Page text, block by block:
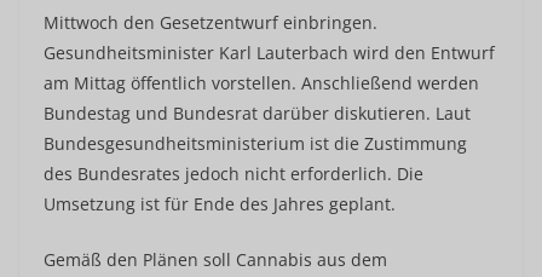
Mittwoch den Gesetzentwurf einbringen.
Gesundheitsminister Karl Lauterbach wird den Entwurf
am Mittag öffentlich vorstellen. Anschließend werden
Bundestag und Bundesrat darüber diskutieren. Laut
Bundesgesundheitsministerium ist die Zustimmung
des Bundesrates jedoch nicht erforderlich. Die
Umsetzung ist für Ende des Jahres geplant.
Gemäß den Plänen soll Cannabis aus dem